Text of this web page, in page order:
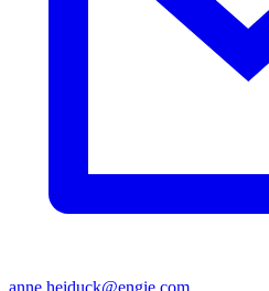
anne.heiduck@engie.com